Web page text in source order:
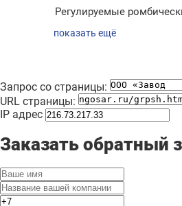
Регулируемые
показать ещё
Запрос со страницы:
URL страницы:
IP адрес
Заказать обратный